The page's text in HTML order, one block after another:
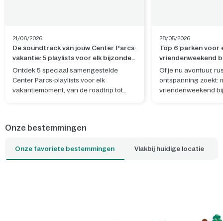
21/06/2026
De soundtrack van jouw Center Parcs-
vakantie: 5 playlists voor elk bijzonder
moment
Ontdek 5 speciaal samengestelde
Center Parcs-playlists voor elk
vakantiemoment, van de roadtrip tot
28/05/2026
Top 6 parken voor
vriendenweekend
Of je nu avontuur,
ontspanning zoekt:
vriendenweekend
Onze bestemmingen
Onze favoriete bestemmingen Vlakbij huidige locatie